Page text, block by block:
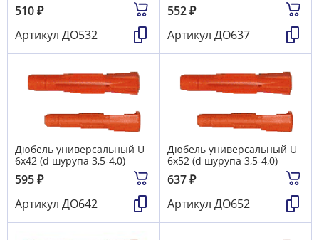
510₽
Артикул ДО532
552₽
Артикул ДО637
Дюбель универсальный U
6х42 (d шурупа 3,5-4,0)
595₽
Артикул ДО642
Дюбель универсальный U
6х52 (d шурупа 3,5-4,0)
637₽
Артикул ДО652